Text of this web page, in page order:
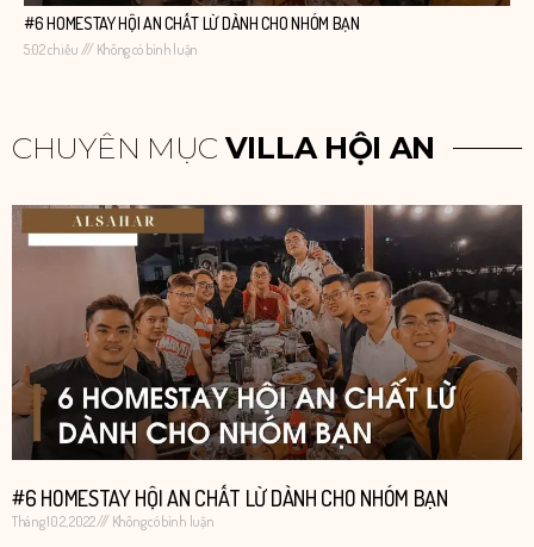
#6 HOMESTAY HỘI AN CHẤT LỪ DÀNH CHO NHÓM BẠN
5:02 chiều Không có bình luận
CHUYÊN MỤC VILLA HỘI AN
#6 HOMESTAY HỘI AN CHẤT LỪ DÀNH CHO NHÓM BẠN
Tháng 10 2, 2022 Không có bình luận